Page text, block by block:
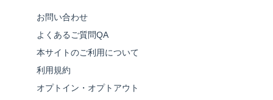
お問い合わせ
よくあるご質問QA
本サイトのご利用について
利用規約
オプトイン・オプトアウト